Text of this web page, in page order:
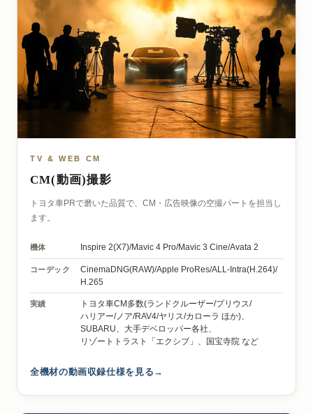
TV & WEB CM
CM(動画)撮影
トヨタ車PRで磨いた品質で、CM・広告映像の空撮パートを担当し
ます。
機体 Inspire 2(X7)/Mavic 4 Pro/Mavic 3 Cine/Avata 2
コーデック CinemaDNG(RAW)/Apple ProRes/ALL-Intra(H.264)/
H.265
実績 トヨタ車CM多数(ランドクルーザー/プリウス/
ハリアー/ノア/RAV4/ヤリス/カローラ ほか)、
SUBARU、 大手デベロッパー各社、
リゾートトラスト「エクシブ」、
国宝寺院 など
全機材の動画収録仕様を見る